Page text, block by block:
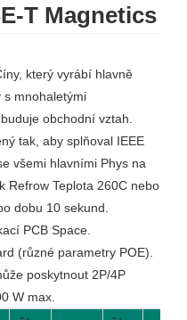
T Magnetics
který vyrábí hlavně
s mnohaletými
obchodní vztah.
tak, aby splňoval IEEE
všemi hlavními Phys na
Refrow Teplota 260C nebo
dobu 10 sekund.
PCB Space.
(různé parametry POE).
poskytnout 2P/4P
W max.